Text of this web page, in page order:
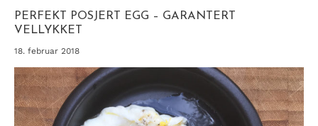
PERFEKT POSJERT EGG – GARANTERT
VELLYKKET
18. februar 2018